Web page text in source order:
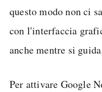
questo modo non ci
con l'interfaccia
anche mentre si
Per attivare Google